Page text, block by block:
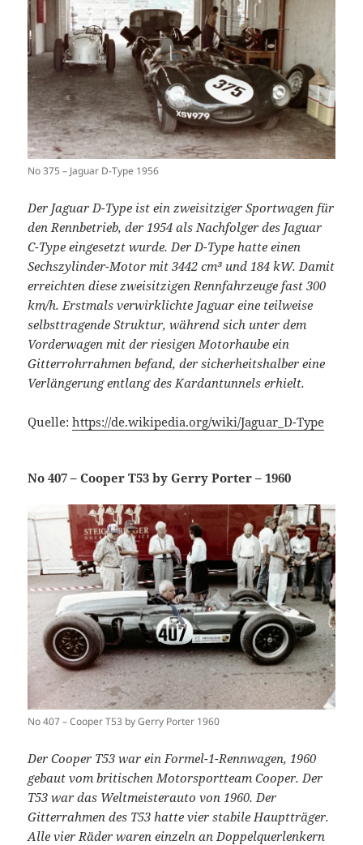
No 375 – Jaguar D-Type 1956
Der Jaguar D-Type ist ein zweisitziger Sportwagen für
den Rennbetrieb, der 1954 als Nachfolger des Jaguar
C-Type eingesetzt wurde. Der D-Type hatte einen
Sechszylinder-Motor mit 3442 cm³ und 184 kW. Damit
erreichten diese zweisitzigen Rennfahrzeuge fast 300
km/h. Erstmals verwirklichte Jaguar eine teilweise
selbsttragende Struktur, während sich unter dem
Vorderwagen mit der riesigen Motorhaube ein
Gitterrohrrahmen befand, der sicherheitshalber eine
Verlängerung entlang des Kardantunnels erhielt.
Quelle:https://de.wikipedia.org/wiki/Jaguar_D-Type
No 407 – Cooper T53 by Gerry Porter – 1960
No 407 – Cooper T53 by Gerry Porter 1960
Der Cooper T53 war ein Formel-1-Rennwagen, 1960
gebaut vom britischen Motorsportteam Cooper. Der
T53 war das Weltmeisterauto von 1960. Der
Gitterrahmen des T53 hatte vier stabile Hauptträger.
Alle vier Räder waren einzeln an Doppelquerlenkern